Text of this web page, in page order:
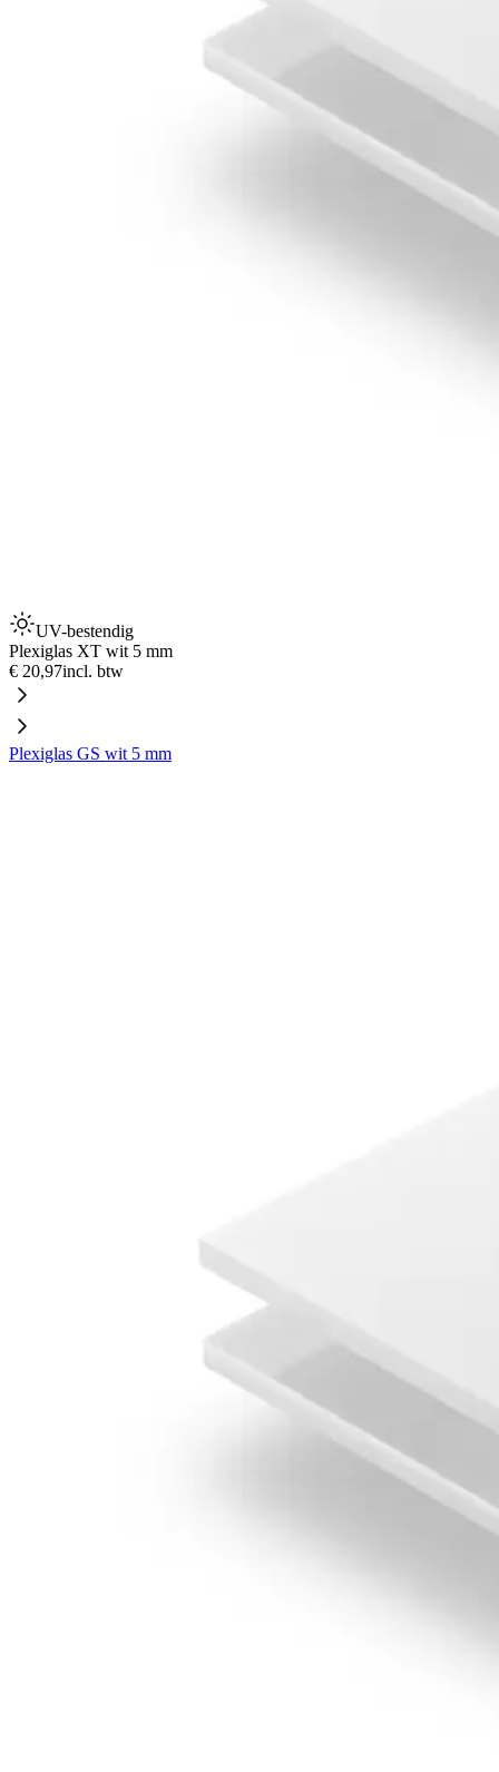
UV-bestendig
Plexiglas XT wit 5 mm
€ 20,97incl. btw
Plexiglas GS wit 5 mm